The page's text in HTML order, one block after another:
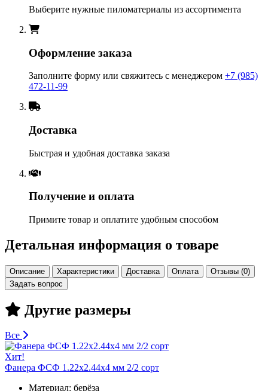
Выберите нужные пиломатериалы из ассортимента
Оформление заказа
Заполните форму или свяжитесь с менеджером +7 (985)
472-11-99
Доставка
Быстрая и удобная доставка заказа
Получение и оплата
Примите товар и оплатите удобным способом
Детальная информация о товаре
Описание Характеристики Доставка Оплата
Отзывы (0)
Задать вопрос
Другие размеры
Все
Хит!
Фанера ФСФ 1.22х2.44х4 мм 2/2 сорт
Материал: берёза